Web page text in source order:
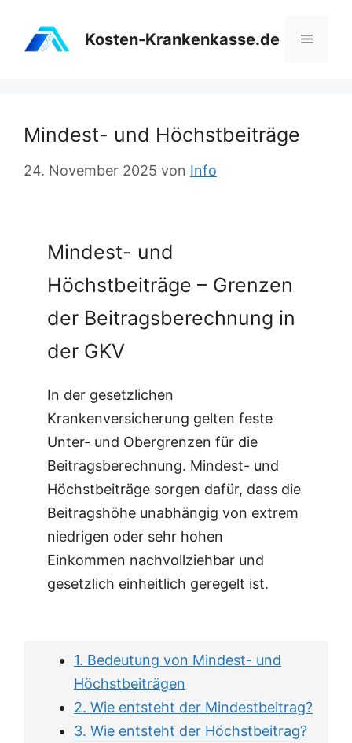
Inhalt
Kosten-Krankenkasse.de Menü
Mindest- und Höchstbeiträge
24. November 2025 von Info
Mindest- und
Höchstbeiträge – Grenzen
der Beitragsberechnung in
der GKV
In der gesetzlichen
Krankenversicherung gelten feste
Unter- und Obergrenzen für die
Beitragsberechnung. Mindest- und
Höchstbeiträge sorgen dafür, dass die
Beitragshöhe unabhängig von extrem
niedrigen oder sehr hohen
Einkommen nachvollziehbar und
gesetzlich einheitlich geregelt ist.
1. Bedeutung von Mindest- und
Höchstbeiträgen
2. Wie entsteht der Mindestbeitrag?
3. Wie entsteht der Höchstbeitrag?